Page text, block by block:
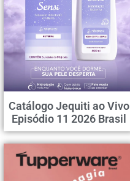
Catálogo Jequiti ao Vivo
Episódio 11 2026 Brasil